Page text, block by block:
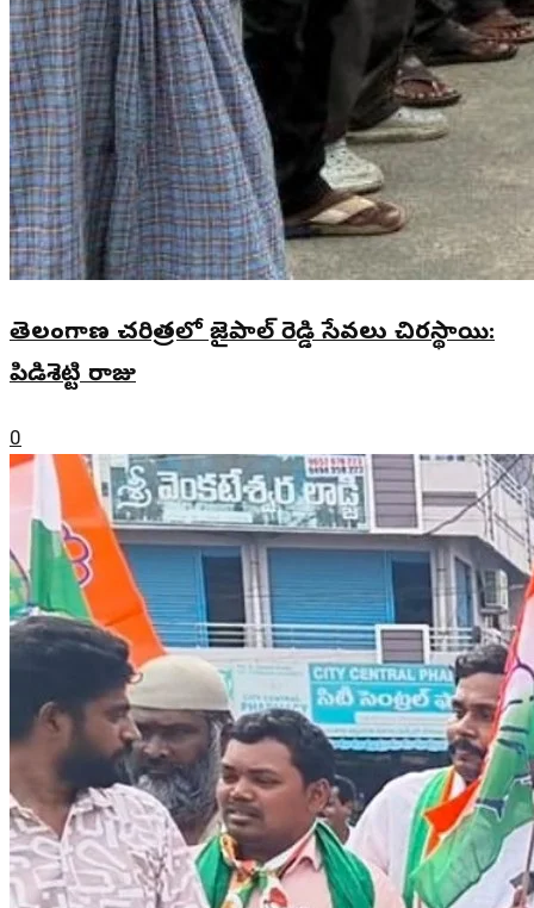
తెలంగాణ చరిత్రలో జైపాల్ రెడ్డి సేవలు చిరస్థాయి:
పిడిశెట్టి రాజు
0